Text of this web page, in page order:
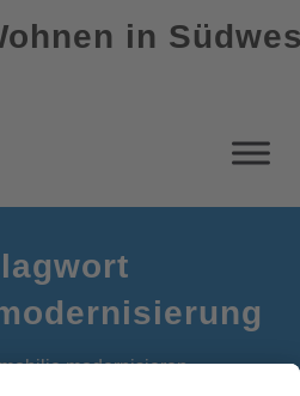
modernisieren